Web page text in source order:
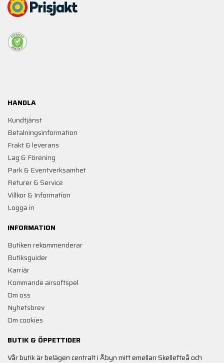
HANDLA
Kundtjänst
Betalningsinformation
Frakt & leverans
Lag & Förening
Park & Eventverksamhet
Returer & Service
Villkor & Information
Logga in
INFORMATION
Butiken rekommenderar
Butiksguider
Karriär
Kommande airsoftspel
Om oss
Nyhetsbrev
Om cookies
BUTIK & ÖPPETTIDER
Vår butik är belägen centralt i Åbyn mitt emellan Skellefteå och